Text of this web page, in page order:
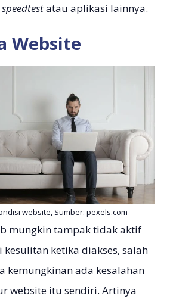
speedtestatau aplikasi lainnya.
Website
website, Sumber: pexels.com
mungkin tampak tidak aktif
ketika diakses, salah
kemungkinan ada kesalahan
website itu sendiri. Artinya